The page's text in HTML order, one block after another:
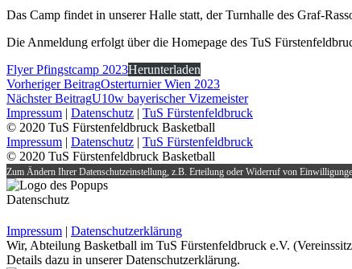
Das Camp findet in unserer Halle statt, der Turnhalle des Graf-
Die Anmeldung erfolgt über die Homepage des TuS
Flyer Pfingstcamp 2023Herunterladen
Vorheriger BeitragOsterturnier Wien 2023
Nächster BeitragU10w bayerischer Vizemeister
Impressum | Datenschutz | TuS Fürstenfeldbruck
© 2020 TuS Fürstenfeldbruck Basketball
Impressum | Datenschutz | TuS Fürstenfeldbruck
© 2020 TuS Fürstenfeldbruck Basketball
Zum Ändern Ihrer Datenschutzeinstellung, z.B. Erteilung oder Widerruf von
Datenschutz
Impressum | Datenschutzerklärung
Wir, Abteilung Basketball im TuS Fürstenfeldbruck e.V.
Details dazu in unserer Datenschutzerklärung.